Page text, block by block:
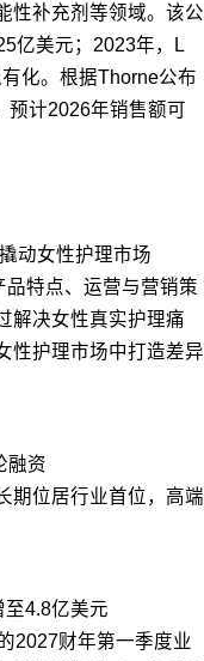
性补充剂等领域。该公
亿美元；2023年，L
化。根据Thorne公布
预计2026年销售额可
动女性护理市场
特点、运营与营销策
解决女性真实护理痛
性护理市场中打造差异
融资
期位居行业首位，高端
4.8亿美元
2027财年第一季度业